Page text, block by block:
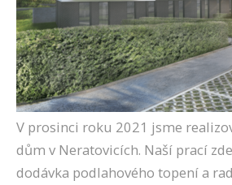
V prosinci roku 2021 jsme
dům v Neratovicích. Naší prací
dodávka podlahového topení a